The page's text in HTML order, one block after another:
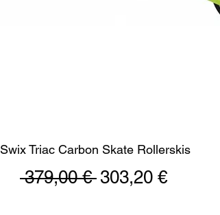
Swix Triac Carbon Skate Rollerskis
379,00 € Normaali
303,20 €Alehinta